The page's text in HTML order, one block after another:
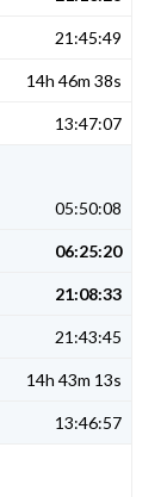
21:45:49
14h 46m 38s
13:47:07
05:50:08
06:25:20
21:08:33
21:43:45
14h 43m 13s
13:46:57